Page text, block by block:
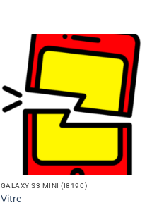
GALAXY S3 MINI (I8190)
Vitre